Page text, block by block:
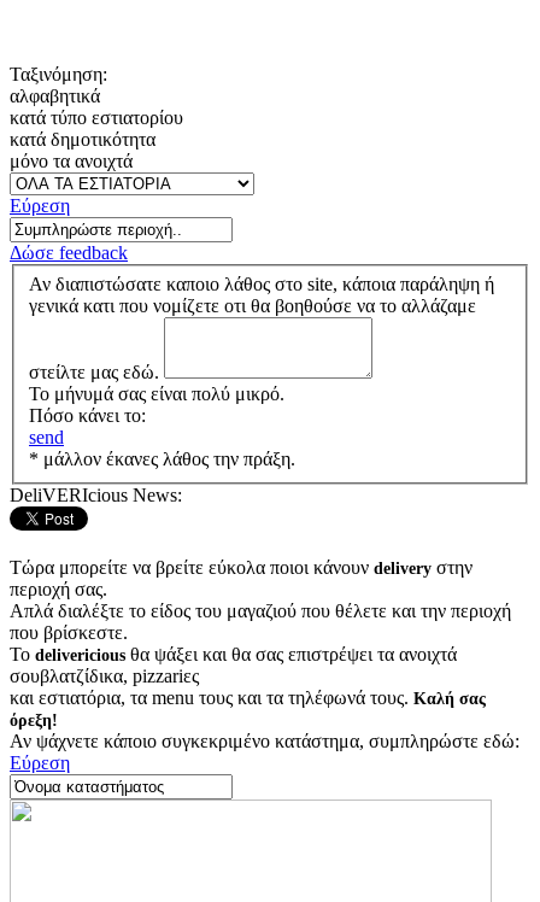
Ταξινόμηση:
αλφαβητικά
κατά τύπο εστιατορίου
κατά δημοτικότητα
μόνο τα ανοιχτά
Εύρεση
Δώσε feedback
Αν διαπιστώσατε καποιο λάθος στο site, κάποια παράληψη ή
γενικά κατι που νομίζετε οτι θα βοηθούσε να το αλλάζαμε
στείλτε μας εδώ.
Το μήνυμά σας είναι πολύ μικρό.
Πόσο κάνει το:
send
* μάλλον έκανες λάθος την πράξη.
DeliVERIcious News:
Τώρα μπορείτε να βρείτε εύκολα ποιοι κάνουν delivery στην
περιοχή σας.
Απλά διαλέξτε το είδος του μαγαζιού που θέλετε και την περιοχή
που βρίσκεστε.
Το delivericious θα ψάξει και θα σας επιστρέψει τα ανοιχτά
σουβλατζίδικα, pizzariες
και εστιατόρια, τα menu τους και τα τηλέφωνά τους. Καλή σας
όρεξη!
Αν ψάχνετε κάποιο συγκεκριμένο κατάστημα, συμπληρώστε εδώ:
Εύρεση